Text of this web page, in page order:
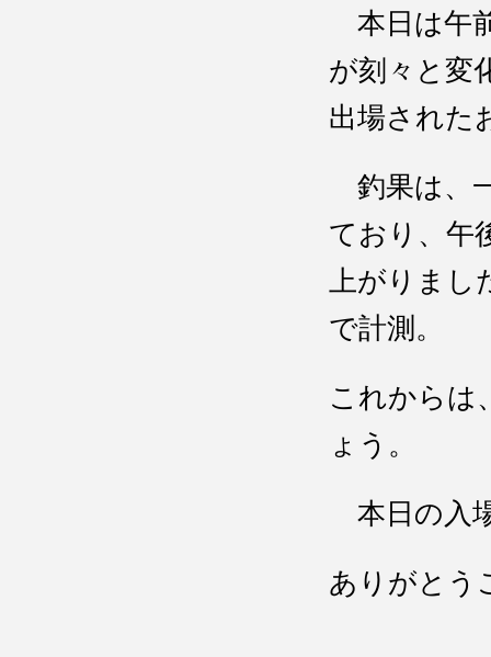
本日は午
が刻々と変
出場された
釣果は、
ており、午
上がりま
で計測。
これからは
ょう。
本日の入
ありがとう